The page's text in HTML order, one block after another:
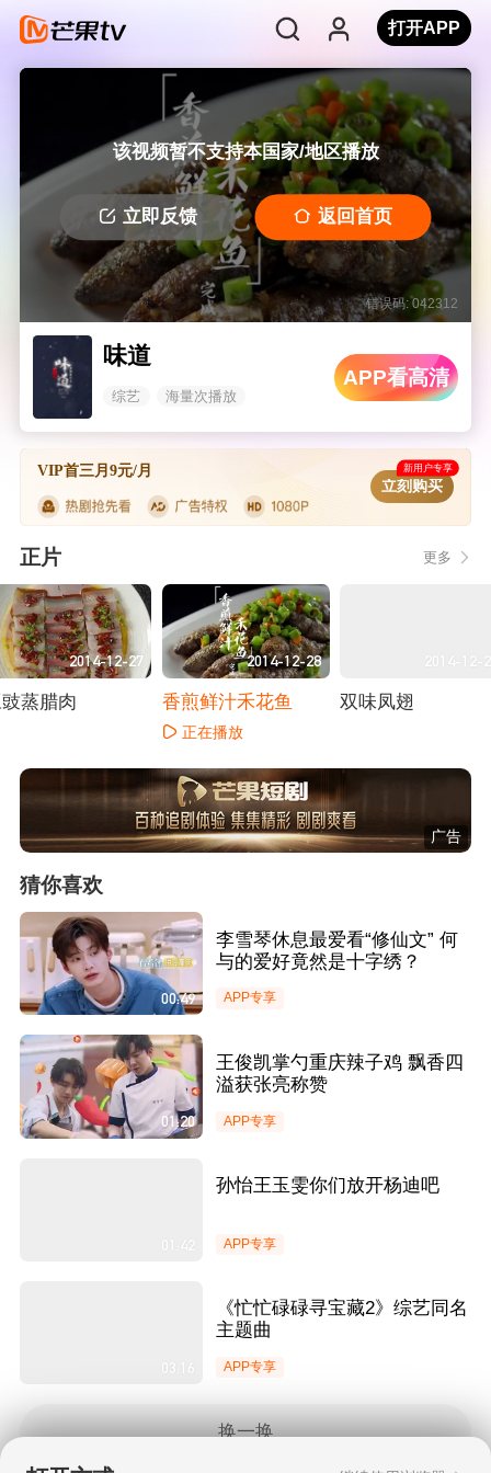
打开APP
该视频暂不支持本国家/地区播放
立即反馈 返回首页
错误码: 042312
味道
综艺 海量次播放
APP看高清
VIP首三月9元/月 新用户专享
立刻购买
正片 更多
2014-12-27
蒸腊肉
2014-12-28
香煎鲜汁禾花鱼
正在播放
2014-12-
双味凤翅
广告
猜你喜欢
00:49
李雪琴休息最爱看“修仙文” 何
与的爱好竟然是十字绣？
APP专享
01:20
王俊凯掌勺重庆辣子鸡 飘香四
溢获张亮称赞
APP专享
01:42
孙怡王玉雯你们放开杨迪吧
APP专享
03:16
《忙忙碌碌寻宝藏2》综艺同名
主题曲
APP专享
换一换